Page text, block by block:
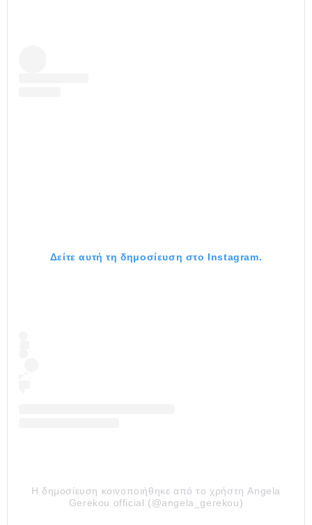
Δείτε αυτή τη δημοσίευση στο Instagram.
Η δημοσίευση κοινοποιήθηκε από το χρήστη Angela
Gerekou official (@angela_gerekou)